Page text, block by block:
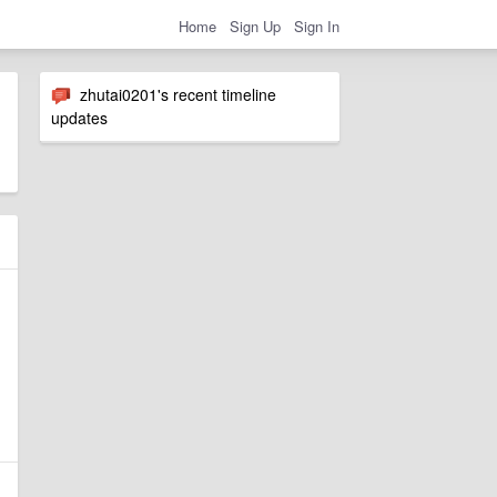
Home Sign Up Sign In
zhutai0201's recent timeline
updates